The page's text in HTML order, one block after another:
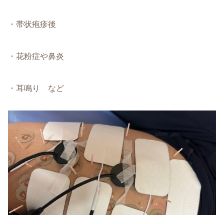
・帯状疱疹後
・花粉症や鼻炎
・耳鳴り など